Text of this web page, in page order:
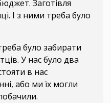
Заготівля
І з ними треба було
було забирати
У нас було два
в нас
або ми їх могли